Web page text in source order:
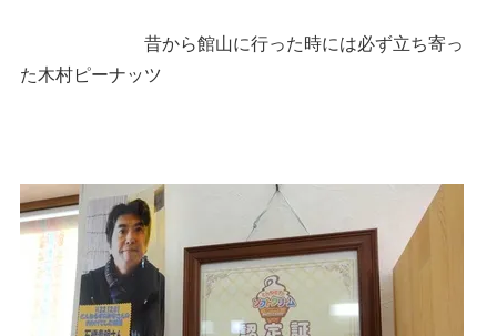
昔から館山に行った時には必ず立ち寄っ
た木村ピーナッツ